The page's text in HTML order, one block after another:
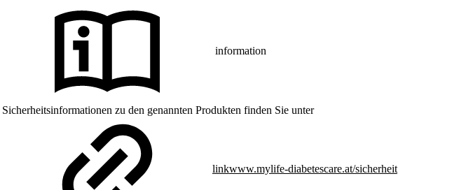
information
Sicherheitsinformationen zu den genannten Produkten finden Sie unter
linkwww.mylife-diabetescare.at/sicherheit